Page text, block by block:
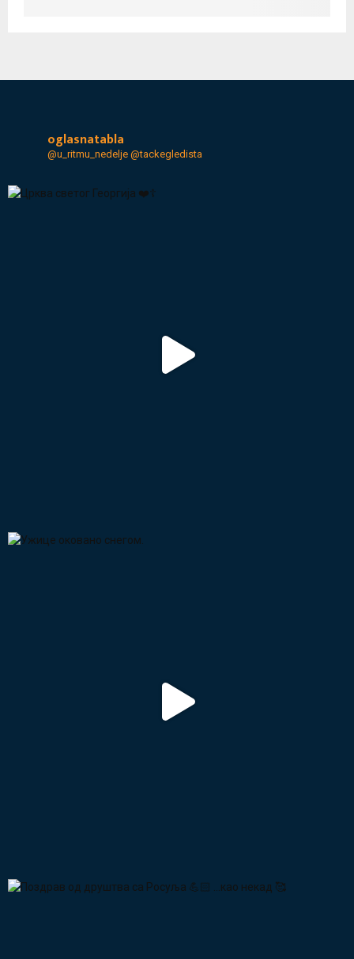
oglasnatabla
@u_ritmu_nedelje @tackegledista